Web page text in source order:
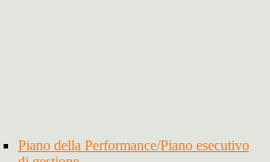
Piano della Performance/Piano esecutivo